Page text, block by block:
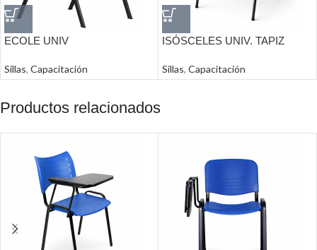
ECOLE UNIV
Sillas, Capacitación
ISÓSCELES UNIV. TAPIZ
Sillas, Capacitación
Productos relacionados